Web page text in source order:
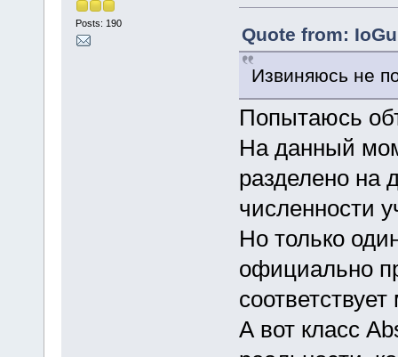
Posts: 190
Quote from:
Извиняюсь не
Попытаюсь
На данный
разделено на
численности
Но только
официально
А вот класс